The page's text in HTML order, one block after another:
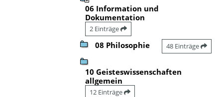
06 Information und
Dokumentation
2 Einträge
08 Philosophie 48 Einträge
10 Geisteswissenschaften
allgemein
12 Einträge